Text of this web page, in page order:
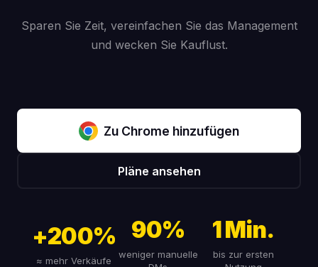
Sparen Sie Zeit, vereinfachen Sie das Management
und wecken Sie Kauflust.
Zu Chrome hinzufügen
Pläne ansehen
+200%
≈ mehr Verkäufe
90%
weniger manuelle
1 Min.
bis zur ersten